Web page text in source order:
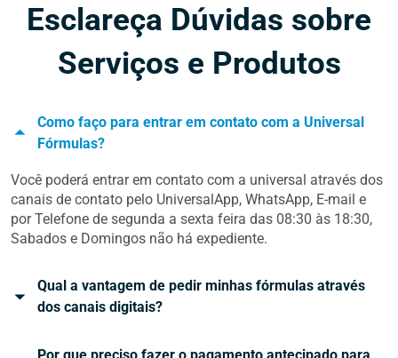
Esclareça Dúvidas sobre
Serviços e Produtos
Como faço para entrar em contato com a Universal
Fórmulas?
Você poderá entrar em contato com a universal através dos
canais de contato pelo UniversalApp, WhatsApp, E-mail e
por Telefone de segunda a sexta feira das 08:30 às 18:30,
Sabados e Domingos não há expediente.
Qual a vantagem de pedir minhas fórmulas através
dos canais digitais?
Por que preciso fazer o pagamento antecipado para